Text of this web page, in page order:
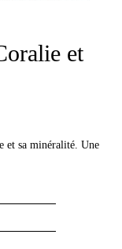
et
et sa minéralité. Une